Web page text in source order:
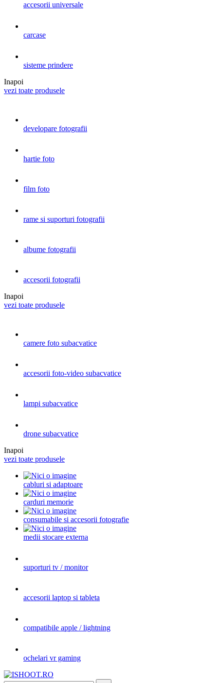
accesorii universale
carcase
sisteme prindere
Inapoi
vezi toate produsele
developare fotografii
hartie foto
film foto
rame si suporturi fotografii
albume fotografii
accesorii fotografii
Inapoi
vezi toate produsele
camere foto subacvatice
accesorii foto-video subacvatice
lampi subacvatice
drone subacvatice
Inapoi
vezi toate produsele
cabluri si adaptoare
carduri memorie
consumabile si accesorii fotografie
medii stocare externa
suporturi tv / monitor
accesorii laptop si tableta
compatibile apple / lightning
ochelari vr gaming